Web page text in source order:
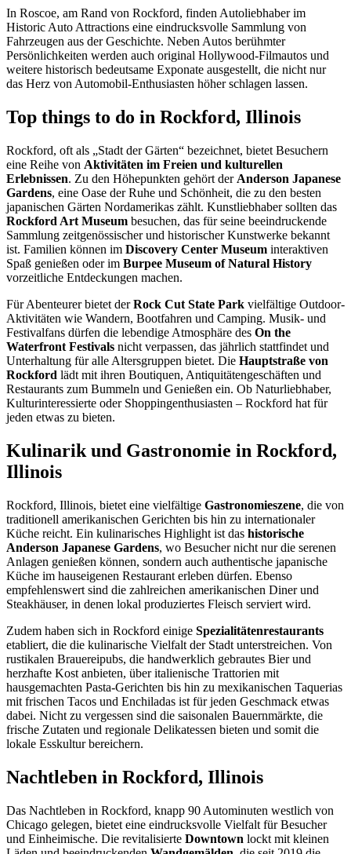
In Roscoe, am Rand von Rockford, finden Autoliebhaber im
Historic Auto Attractions eine eindrucksvolle Sammlung von
Fahrzeugen aus der Geschichte. Neben Autos berühmter
Persönlichkeiten werden auch original Hollywood-Filmautos und
weitere historisch bedeutsame Exponate ausgestellt, die nicht nur
das Herz von Automobil-Enthusiasten höher schlagen lassen.
Top things to do in Rockford, Illinois
Rockford, oft als „Stadt der Gärten“ bezeichnet, bietet Besuchern
eine Reihe von Aktivitäten im Freien und kulturellen
Erlebnissen. Zu den Höhepunkten gehört der Anderson Japanese
Gardens, eine Oase der Ruhe und Schönheit, die zu den besten
japanischen Gärten Nordamerikas zählt. Kunstliebhaber sollten das
Rockford Art Museum besuchen, das für seine beeindruckende
Sammlung zeitgenössischer und historischer Kunstwerke bekannt
ist. Familien können im Discovery Center Museum interaktiven
Spaß genießen oder im Burpee Museum of Natural History
vorzeitliche Entdeckungen machen.
Für Abenteurer bietet derRock Cut State Park vielfältige Outdoor-
Aktivitäten wie Wandern, Bootfahren und Camping. Musik- und
Festivalfans dürfen die lebendige Atmosphäre des On the
Waterfront Festivals nicht verpassen, das jährlich stattfindet und
Unterhaltung für alle Altersgruppen bietet. Die Hauptstraße von
Rockford lädt mit ihren Boutiquen, Antiquitätengeschäften und
Restaurants zum Bummeln und Genießen ein. Ob Naturliebhaber,
Kulturinteressierte oder Shoppingenthusiasten – Rockford hat für
jeden etwas zu bieten.
Kulinarik und Gastronomie in Rockford,
Illinois
Rockford, Illinois, bietet eine vielfältige Gastronomieszene, die von
traditionell amerikanischen Gerichten bis hin zu internationaler
Küche reicht. Ein kulinarisches Highlight ist das historische
Anderson Japanese Gardens, wo Besucher nicht nur die serenen
Anlagen genießen können, sondern auch authentische japanische
Küche im hauseigenen Restaurant erleben dürfen. Ebenso
empfehlenswert sind die zahlreichen amerikanischen Diner und
Steakhäuser, in denen lokal produziertes Fleisch serviert wird.
Zudem haben sich in Rockford einige Spezialitätenrestaurants
etabliert, die die kulinarische Vielfalt der Stadt unterstreichen. Von
rustikalen Brauereipubs, die handwerklich gebrautes Bier und
herzhafte Kost anbieten, über italienische Trattorien mit
hausgemachten Pasta-Gerichten bis hin zu mexikanischen Taquerias
mit frischen Tacos und Enchiladas ist für jeden Geschmack etwas
dabei. Nicht zu vergessen sind die saisonalen Bauernmärkte, die
frische Zutaten und regionale Delikatessen bieten und somit die
lokale Esskultur bereichern.
Nachtleben in Rockford, Illinois
Das Nachtleben in Rockford, knapp 90 Autominuten westlich von
Chicago gelegen, bietet eine eindrucksvolle Vielfalt für Besucher
und Einheimische. Die revitalisierte Downtown lockt mit kleinen